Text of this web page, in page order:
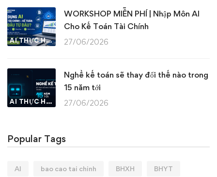
AI THỰC HÀNH
WORKSHOP MIỄN PHÍ | Nhập Môn AI
Cho Kế Toán Tài Chính
27/06/2026
AI THỰC HÀNH
Nghề kế toán sẽ thay đổi thế nào trong
15 năm tới
27/06/2026
Popular Tags
AI bao cao tai chinh BHXH BHYT